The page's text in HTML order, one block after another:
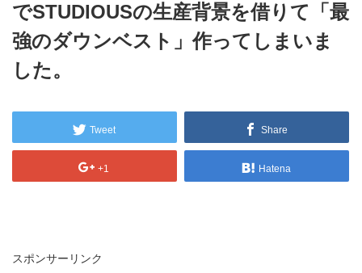
でSTUDIOUSの生産背景を借りて「最
強のダウンベスト」作ってしまいま
した。
Tweet Share
+1 Hatena
スポンサーリンク